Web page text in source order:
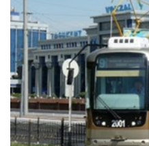
BELÉPÉS
REGISZTRÁCIÓ